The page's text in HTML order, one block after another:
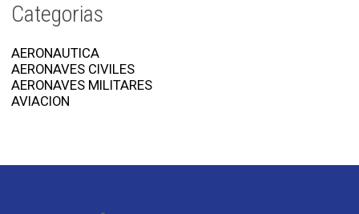
Categorias
AERONAUTICA
AERONAVES CIVILES
AERONAVES MILITARES
AVIACION